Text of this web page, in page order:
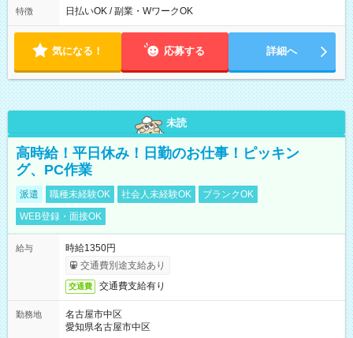
00
特徴 日払いOK / 副業・WワークOK
気になる！ 応募する 詳細へ
未読
高時給！平日休み！日勤のお仕事！ピッキン
グ、PC作業
派遣 職種未経験OK 社会人未経験OK
ブランクOK
WEB登録・面接OK
給与
時給1350円
交通費別途支給あり
交通費 交通費支給有り
勤務地
名古屋市中区
愛知県名古屋市中区